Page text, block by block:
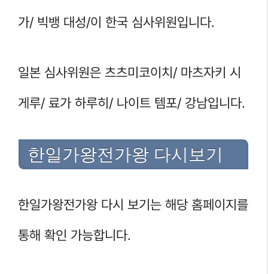
가/ 빅뱅 대성/이 한국 심사위원입니다.
일본 심사위원은 츠츠미코이치/ 마츠자키 시
게루/ 료가 하루히/ 나이트 템포/ 강남입니다.
한일가왕전가왕 다시보기
한일가왕전가왕 다시 보기는 해당 홈페이지를
통해 확인 가능합니다.